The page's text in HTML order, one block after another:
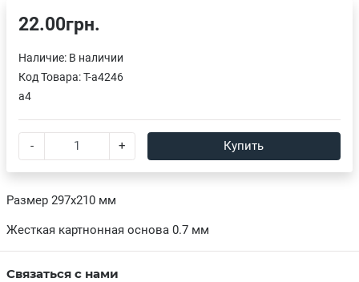
Размер 297х210 мм
Жесткая картнонная основа 0.7 мм
22.00грн.
Наличие: В наличии
Код Товара:T-a4246
a4
- + Купить
Связаться с нами